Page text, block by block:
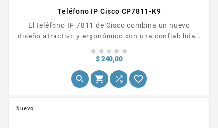
Teléfono IP Cisco CP7811-K9
El teléfono IP 7811 de Cisco combina un nuevo
diseño atractivo y ergonómico con una confiabilidad
La serie de teléfonos 7800 ofrece funciones
alto rendimiento. Todo esto para ofrecer una
experiencia de comunicación de voz completa y fácil
    
$ 240,00Precio
   
Nuevo